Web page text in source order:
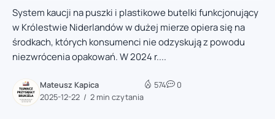
System kaucji na puszki i plastikowe butelki funkcjonujący
w Królestwie Niderlandów w dużej mierze opiera się na
środkach, których konsumenci nie odzyskują z powodu
niezwrócenia opakowań. W 2024 r....
Mateusz Kapica
2025-12-22
2 min czytania
574 0